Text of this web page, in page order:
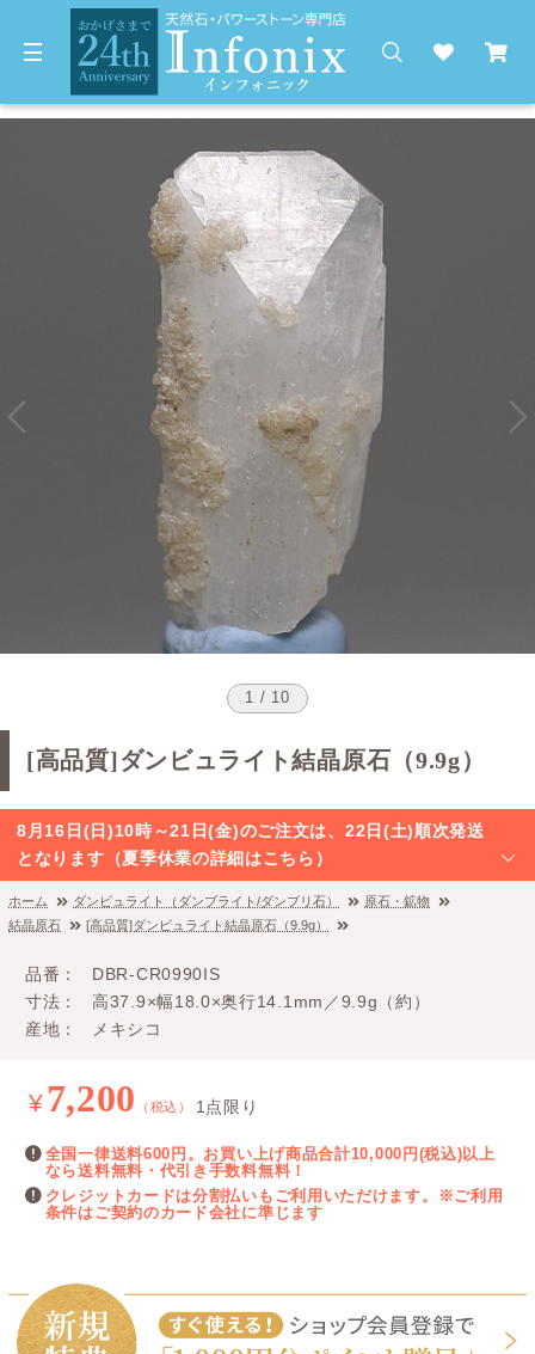
1 / 10
[高品質]ダンビュライト結晶原石（9.9g）
8月16日(日)10時～21日(金)のご注文は、22日(土)順次発送
となります（夏季休業の詳細はこちら）
ホーム ダンビュライト（ダンブライト/ダンブリ石）
原石・鉱物
結晶原石
[高品質]ダンビュライト結晶原石（9.9g）
品番
DBR-CR0990IS
寸法
高37.9×幅18.0×奥行14.1mm／9.9g（約）
産地
メキシコ
¥7,200 （税込） 1点限り
全国一律送料600円。お買い上げ商品合計10,000円(税込)以上
なら送料無料・代引き手数料無料！
クレジットカードは分割払いもご利用いただけます。※ご利用
条件はご契約のカード会社に準じます